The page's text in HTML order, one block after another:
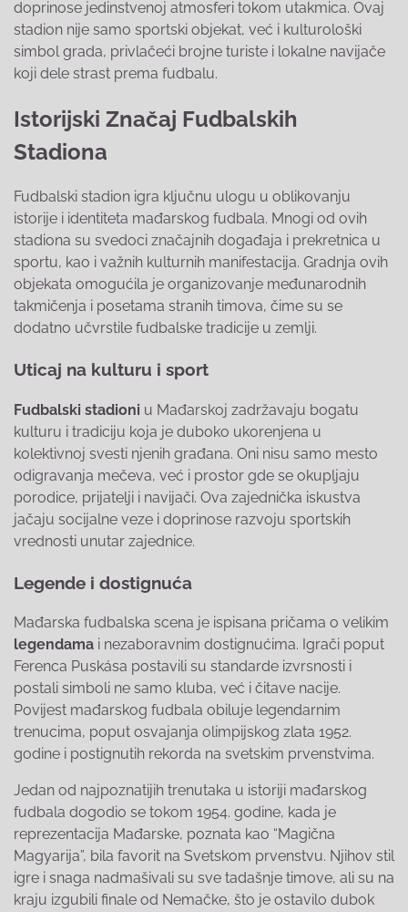
doprinose jedinstvenoj atmosferi tokom utakmica. Ovaj
stadion nije samo sportski objekat, već i kulturološki
simbol grada, privlačeći brojne turiste i lokalne navijače
koji dele strast prema fudbalu.
Istorijski Značaj Fudbalskih
Stadiona
Fudbalski stadion igra ključnu ulogu u oblikovanju
istorije i identiteta mađarskog fudbala. Mnogi od ovih
stadiona su svedoci značajnih događaja i prekretnica u
sportu, kao i važnih kulturnih manifestacija. Gradnja ovih
objekata omogućila je organizovanje međunarodnih
takmičenja i posetama stranih timova, čime su se
dodatno učvrstile fudbalske tradicije u zemlji.
Uticaj na kulturu i sport
Fudbalski stadioni u Mađarskoj zadržavaju bogatu
kulturu i tradiciju koja je duboko ukorenjena u
kolektivnoj svesti njenih građana. Oni nisu samo mesto
odigravanja mečeva, već i prostor gde se okupljaju
porodice, prijatelji i navijači. Ova zajednička iskustva
jačaju socijalne veze i doprinose razvoju sportskih
vrednosti unutar zajednice.
Legende i dostignuća
Mađarska fudbalska scena je ispisana pričama o velikim
legendama i nezaboravnim dostignućima. Igrači poput
Ferenca Puskása postavili su standarde izvrsnosti i
postali simboli ne samo kluba, već i čitave nacije.
Povijest mađarskog fudbala obiluje legendarnim
trenucima, poput osvajanja olimpijskog zlata 1952.
godine i postignutih rekorda na svetskim prvenstvima.
Jedan od najpoznatijih trenutaka u istoriji mađarskog
fudbala dogodio se tokom 1954. godine, kada je
reprezentacija Mađarske, poznata kao “Magična
Magyarija”, bila favorit na Svetskom prvenstvu. Njihov stil
igre i snaga nadmašivali su sve tadašnje timove, ali su na
kraju izgubili finale od Nemačke, što je ostavilo dubok